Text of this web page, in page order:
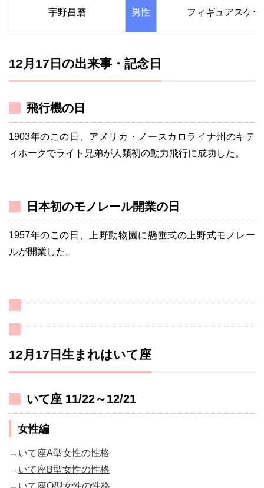
宇野昌磨 男性 フィギュアスケ
12月17日の出来事・記念日
飛行機の日
1903年のこの日、アメリカ・ノースカロライナ州のキテ
ィホークでライト兄弟が人類初の動力飛行に成功した。
日本初のモノレール開業の日
1957年のこの日、上野動物園に懸垂式の上野式モノレー
ルが開業した。
12月17日生まれはいて座
いて座 11/22～12/21
女性編
→ いて座A型女性の性格
→ いて座B型女性の性格
→ いて座O型女性の性格